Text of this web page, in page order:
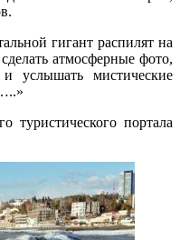
гигант распилят на
атмосферные фото,
услышать мистические
портала